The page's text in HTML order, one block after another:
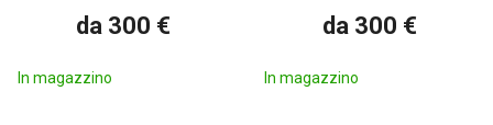
da 300 €
In magazzino
da 300 €
In magazzino